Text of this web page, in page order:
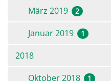
März 2019 2
Januar 2019 1
2018
Oktober 2018
1